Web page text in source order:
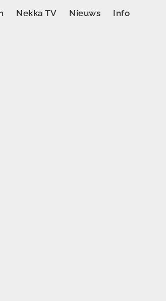
Nekka TV Nieuws Info